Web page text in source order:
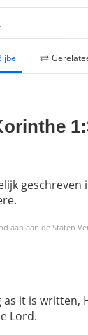
geschreven
aan aan de Staten
as it is written,
Lord.